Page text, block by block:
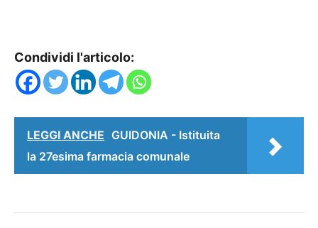
Condividi l'articolo:
LEGGI ANCHE GUIDONIA - Istituita
la 27esima farmacia comunale